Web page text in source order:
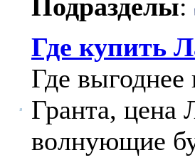
Подразделы:
Где купить
Где
Гранта, цена
волнующие